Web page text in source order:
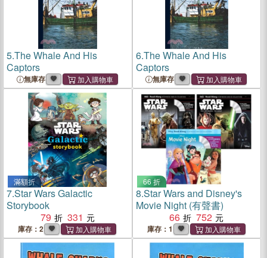
5.The Whale And His
Captors
無庫存
6.The Whale And His
Captors
無庫存
滿額折
7.Star Wars Galactic
Storybook
79
331
庫存：2
66 折
8.Star Wars and Disney's
Movie Night (有聲書)
66
752
庫存：1